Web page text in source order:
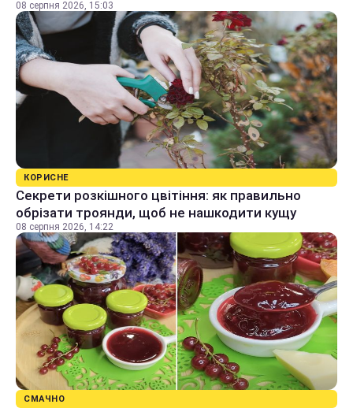
08 серпня 2026, 15:03
КОРИСНЕ
Секрети розкішного цвітіння: як правильно
обрізати троянди, щоб не нашкодити кущу
08 серпня 2026, 14:22
СМАЧНО